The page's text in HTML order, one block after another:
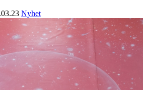
Nyhet